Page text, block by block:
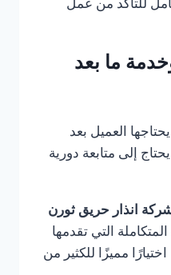
للتأكد من عمل
ما بعد
العميل بعد
إلى متابعة دورية
انذار حريق ثورن
التي تقدمها
مميزًا للكثير من